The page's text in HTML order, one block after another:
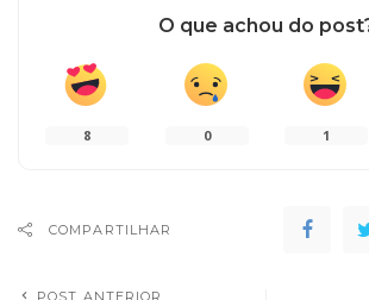
O que achou do
8 0 1
COMPARTILHAR